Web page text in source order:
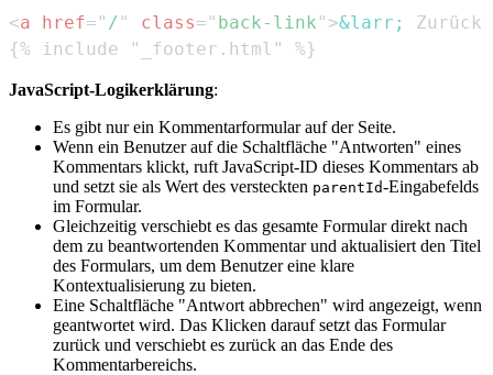
<a href= " / " class= " back-link " >&larr;
Zurück
{% include "_footer.html" %}
JavaScript-Logikerklärung:
Es gibt nur ein Kommentarformular auf der Seite.
Wenn ein Benutzer auf die Schaltfläche "Antworten" eines
Kommentars klickt, ruft JavaScript-ID dieses Kommentars ab
und setzt sie als Wert des versteckten parentId-Eingabefelds
im Formular.
Gleichzeitig verschiebt es das gesamte Formular direkt nach
dem zu beantwortenden Kommentar und aktualisiert den Titel
des Formulars, um dem Benutzer eine klare
Kontextualisierung zu bieten.
Eine Schaltfläche "Antwort abbrechen" wird angezeigt, wenn
geantwortet wird. Das Klicken darauf setzt das Formular
zurück und verschiebt es zurück an das Ende des
Kommentarbereichs.